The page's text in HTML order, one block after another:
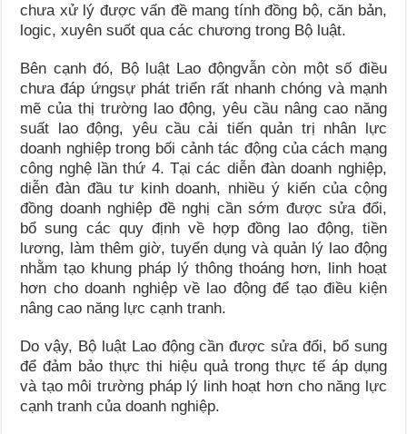
chưa xử lý được vấn đề mang tính đồng bộ, căn bản,
logic, xuyên suốt qua các chương trong Bộ luật.
Bên cạnh đó, Bộ luật Lao độngvẫn còn một số điều
chưa đáp ứngsự phát triển rất nhanh chóng và mạnh
mẽ của thị trường lao động, yêu cầu nâng cao năng
suất lao động, yêu cầu cải tiến quản trị nhân lực
doanh nghiệp trong bối cảnh tác động của cách mạng
công nghệ lần thứ 4. Tại các diễn đàn doanh nghiệp,
diễn đàn đầu tư kinh doanh, nhiều ý kiến của cộng
đồng doanh nghiệp đề nghị cần sớm được sửa đổi,
bổ sung các quy định về hợp đồng lao động, tiền
lương, làm thêm giờ, tuyển dụng và quản lý lao động
nhằm tạo khung pháp lý thông thoáng hơn, linh hoạt
hơn cho doanh nghiệp về lao động để tạo điều kiện
nâng cao năng lực cạnh tranh.
Do vậy, Bộ luật Lao động cần được sửa đổi, bổ sung
để đảm bảo thực thi hiệu quả trong thực tế áp dụng
và tạo môi trường pháp lý linh hoạt hơn cho năng lực
cạnh tranh của doanh nghiệp.